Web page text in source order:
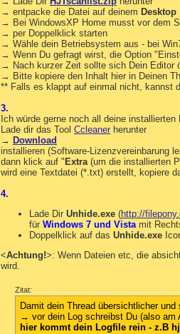
→ entpacke die Datei auf deinem Desktop
→ Bei WindowsXP Home musst vor dem
→ per Doppelklick starten
→ Wähle dein Betriebsystem aus - bei
→ Wenn Du gefragt wirst, die Option
→ Nach kurzer Zeit sollte sich Dein Editor
→ Bitte kopiere den Inhalt hier in Deinen
** Falls es klappt auf einmal nicht, kannst
3.
Ich würde gerne noch all deine installierten
Lade dir das Tool Ccleaner herunter
→ Download
installieren (Software-Lizenzvereinbarung
dann klick auf " Extra (um die installierten
wird eine Textdatei (*.txt) erstellt, kopiere
4.
Lade Dir Unhide.exe (http://
für Windows 7 und Vistamit
Doppelklick auf das Unhide.exe
<Achtung!>: Wenn Dateien etc, die
wird.
Zitat:
Damit dein Thread übersichtlicher
→ vor dein Log schreibst Du (also am
hier kommt dein Logfile rein - z.B